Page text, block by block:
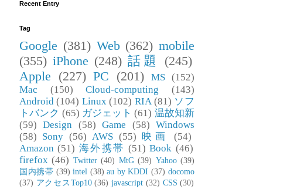
Recent Entry
Tag
Google (381) Web (362) mobile
(355) iPhone (248) 話題
(245)
Apple (227) PC (201) MS (152)
Mac
(150) Cloud-computing
(143)
Android (104) Linux (102) RIA (81) ソフ
トバンク (65) ガジェット (61) 温故知新
(59)
Design (58) Game (58) Windows
(58) Sony (56) AWS (55) 映画
(54)
Amazon (51) 海外携帯 (51) Book (46)
firefox (46) Twitter (40) MtG (39) Yahoo (39)
国内携帯 (39) intel (38) au by KDDI (37) docomo
(37) アクセスTop10 (36) javascript (32) CSS (30)